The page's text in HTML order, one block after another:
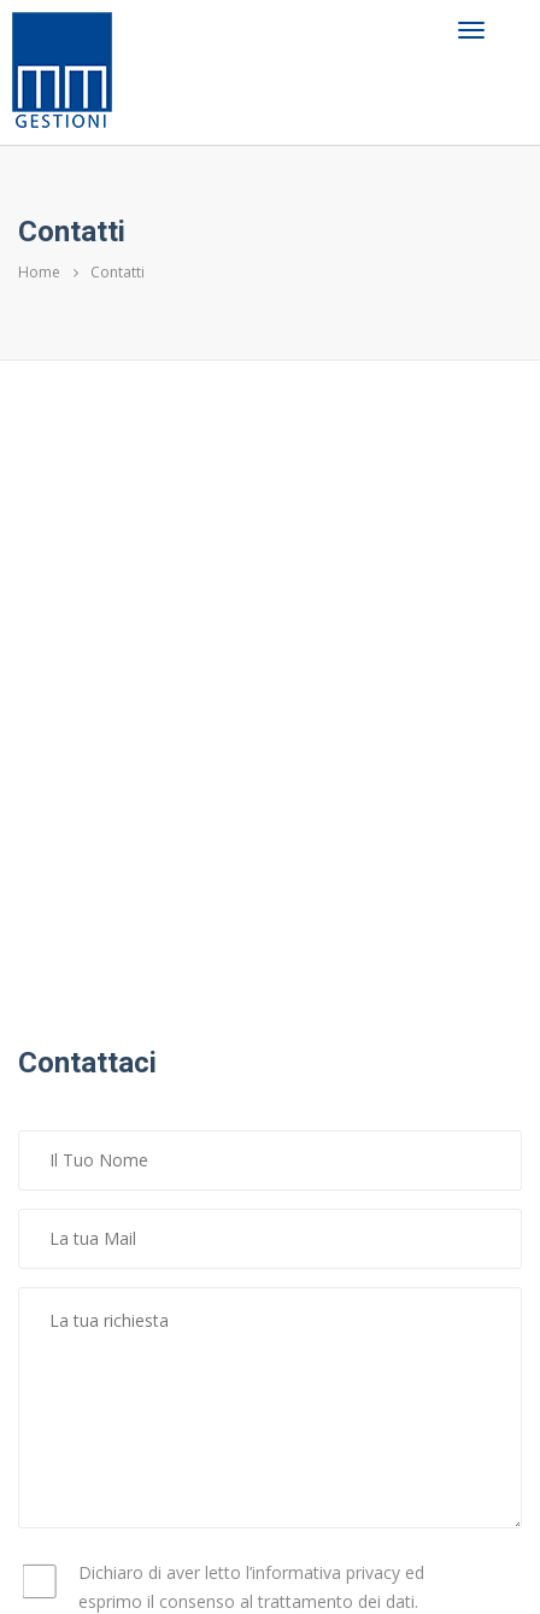
Contatti
Home Contatti
Contattaci
Dichiaro di aver letto l’informativa privacy ed
esprimo il consenso al trattamento dei dati.